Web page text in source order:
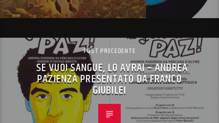
POST PRECEDENTE
SE VUOI SANGUE, LO AVRAI – ANDREA
PAZIENZA PRESENTATO DA FRANCO
GIUBILEI